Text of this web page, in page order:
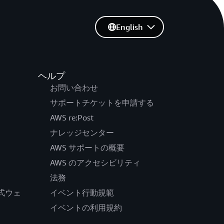
ウェ
ヘルプ
お問い合わせ
サポートチケットを申請する
AWS re:Post
ナレッジセンター
AWS サポートの概要
AWS のアクセシビリティ
法務
イベント行動規範
イベントの利用規約
English